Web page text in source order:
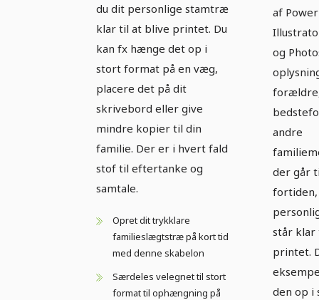
du dit personlige stamtræ
klar til at blive printet. Du
kan fx hænge det op i
stort format på en væg,
placere det på dit
skrivebord eller give
mindre kopier til din
familie. Der er i hvert fald
stof til eftertanke og
samtale.
Opret dit trykklare
familieslægtstræ på kort tid
med denne skabelon
Særdeles velegnet til stort
format til ophængning på
af
og
andre
der går
fortiden,
står klar
printet.
den op i